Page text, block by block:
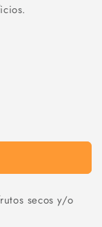
secos y/o